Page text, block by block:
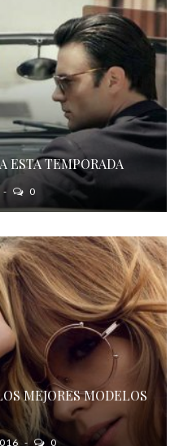
ESTA TEMPORADA
0
MEJORES MODELOS
0